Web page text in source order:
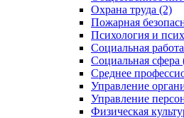
Охрана труда (2)
Пожарная
Психология и
Социальная
Социальная сфера
Среднее
Управление
Управление
Физическая